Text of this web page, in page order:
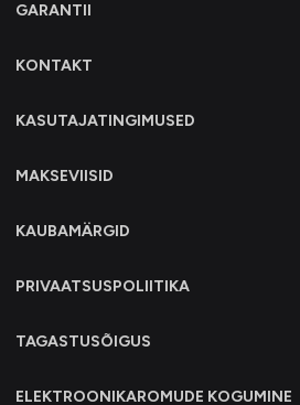
GARANTII
KONTAKT
KASUTAJATINGIMUSED
MAKSEVIISID
KAUBAMÄRGID
PRIVAATSUSPOLIITIKA
TAGASTUSÕIGUS
ELEKTROONIKAROMUDE KOGUMINE